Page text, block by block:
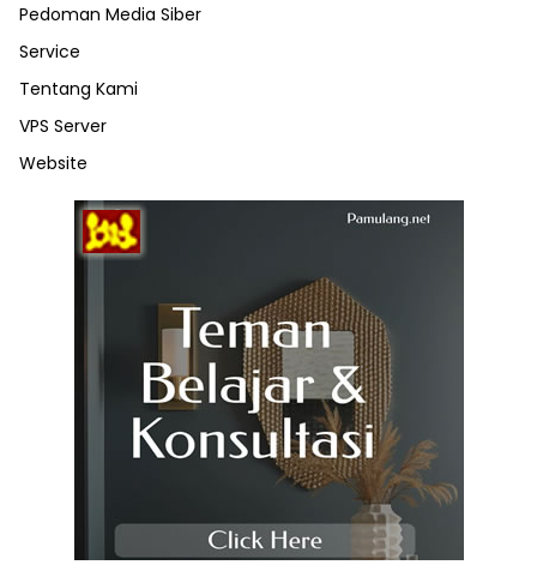
Pedoman Media Siber
Service
Tentang Kami
VPS Server
Website